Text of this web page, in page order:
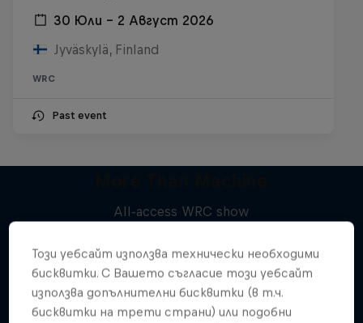
30 Юли – 2 Август 2026
Jyväskylä, Finland
WRC
Past event
All-access WRC show
Този уебсайт използва технически необходими
бисквитки. С Вашето съгласие този уебсайт
използва допълнителни бисквитки (в т.ч.
бисквитки на трети страни) или подобни